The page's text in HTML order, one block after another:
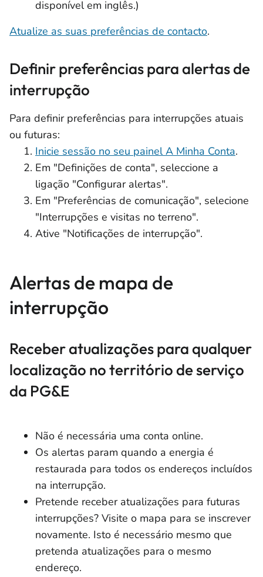
disponível em inglês.)
Atualize as suas preferências de contacto.
Definir preferências para alertas de
interrupção
Para definir preferências para interrupções atuais
ou futuras:
Inicie sessão no seu painel A Minha Conta.
Em "Definições de conta", seleccione a
ligação "Configurar alertas".
Em "Preferências de comunicação", selecione
"Interrupções e visitas no terreno".
Ative "Notificações de interrupção".
Alertas de mapa de
interrupção
Receber atualizações para qualquer
localização no território de serviço
da PG&E
Não é necessária uma conta online.
Os alertas param quando a energia é
restaurada para todos os endereços incluídos
na interrupção.
Pretende receber atualizações para futuras
interrupções? Visite o mapa para se inscrever
novamente. Isto é necessário mesmo que
pretenda atualizações para o mesmo
endereço.